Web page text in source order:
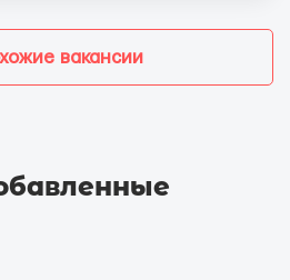
вакансии